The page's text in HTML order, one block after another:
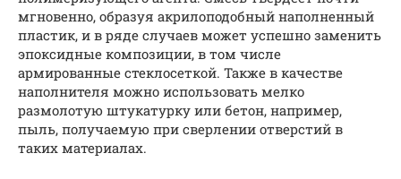
мгновенно, образуя акрилоподобный наполненный
пластик, и в ряде случаев может успешно заменить
эпоксидные композиции, в том числе
армированные стеклосеткой. Также в качестве
наполнителя можно использовать мелко
размолотую штукатурку или бетон, например,
пыль, получаемую при сверлении отверстий в
таких материалах.